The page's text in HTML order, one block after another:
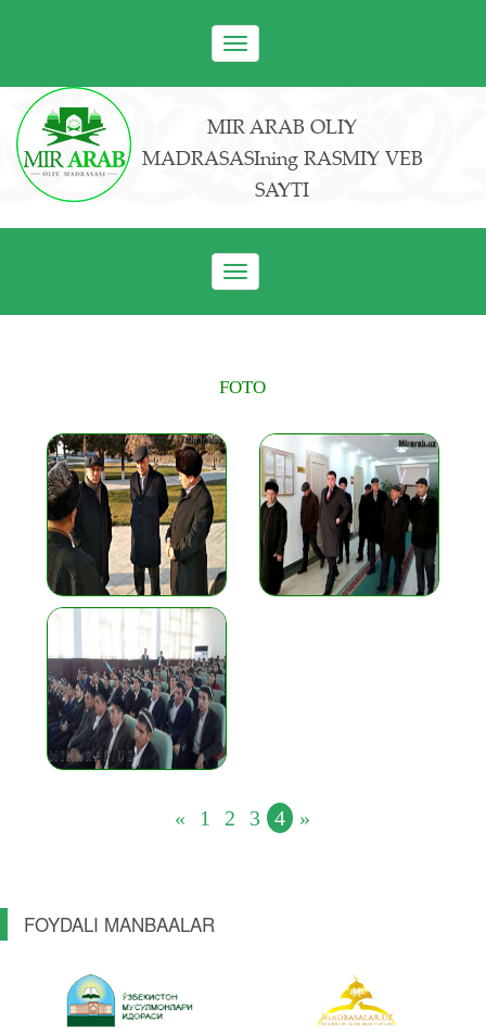
Toggle
navigation
MIR ARAB OLIY
MADRASASIning RASMIY VEB
SAYTI
Toggle
navigation
FOTO
« 1 2 3 4 »
FOYDALI MANBAALAR